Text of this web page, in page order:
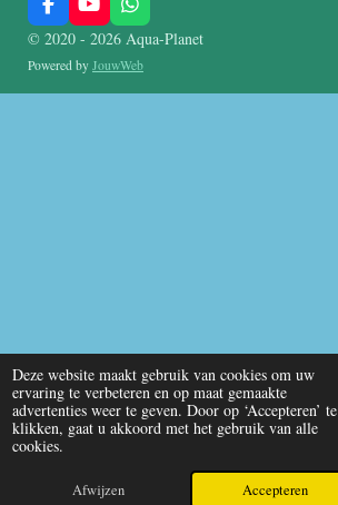
Deze website maakt gebruik van cookies om uw
ervaring te verbeteren en op maat gemaakte
advertenties weer te geven. Door op ‘Accepteren’ te
klikken, gaat u akkoord met het gebruik van alle
cookies.
Afwijzen Accepteren
F
a
c
e
o
Y
o
u
T
b
W
h
a
t
A
© 2020 - 2026 Aqua-Planet
Powered by JouwWeb